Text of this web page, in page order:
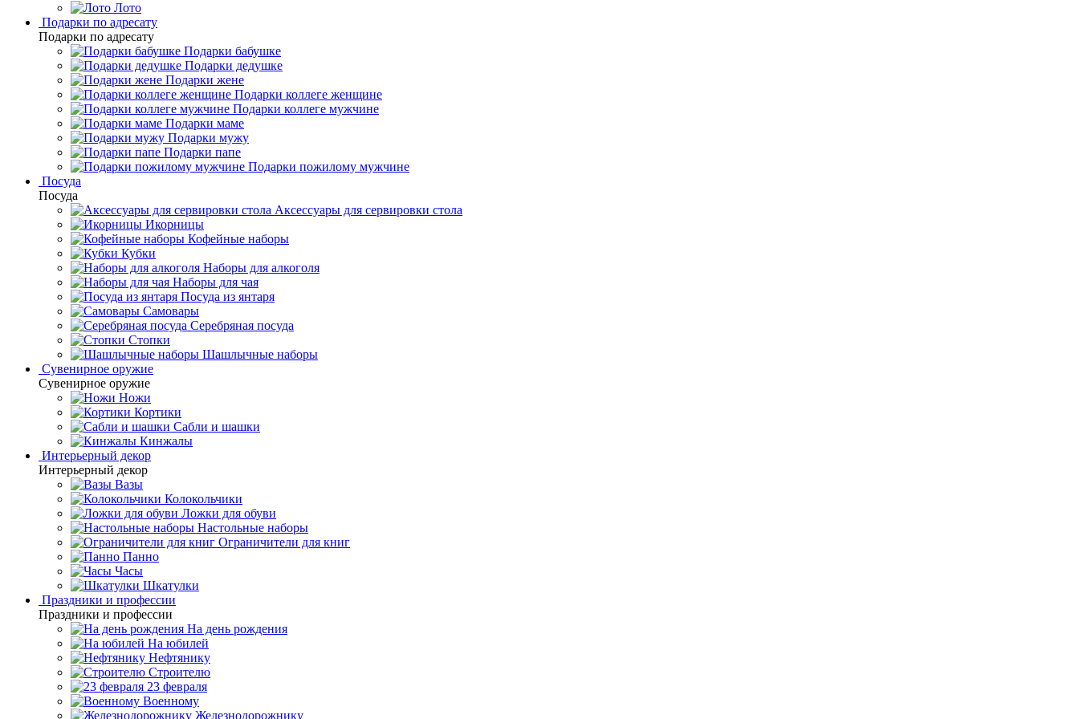
Лото
Подарки по адресату
Подарки по адресату
Подарки бабушке
Подарки дедушке
Подарки жене
Подарки коллеге женщине
Подарки коллеге мужчине
Подарки маме
Подарки мужу
Подарки папе
Подарки пожилому мужчине
Посуда
Посуда
Аксессуары для сервировки стола
Икорницы
Кофейные наборы
Кубки
Наборы для алкоголя
Наборы для чая
Посуда из янтаря
Самовары
Серебряная посуда
Стопки
Шашлычные наборы
Сувенирное оружие
Сувенирное оружие
Ножи
Кортики
Сабли и шашки
Кинжалы
Интерьерный декор
Интерьерный декор
Вазы
Колокольчики
Ложки для обуви
Настольные наборы
Ограничители для книг
Панно
Часы
Шкатулки
Праздники и профессии
Праздники и профессии
На день рождения
На юбилей
Нефтянику
Строителю
23 февраля
Военному
Железнодорожнику